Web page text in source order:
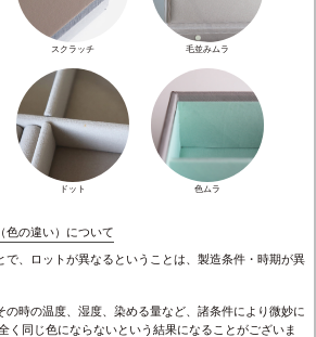
スクラッチ 毛並みムラ
ドット 色ムラ
色の違い）について
で、ロットが異なるということは、製造条件・時期が異
の時の温度、湿度、染める量など、諸条件により微妙に
く同じ色にならないという結果になることがございま